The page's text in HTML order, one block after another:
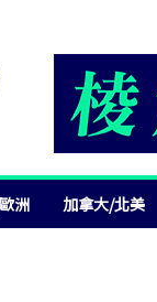
洲 加拿大/北美